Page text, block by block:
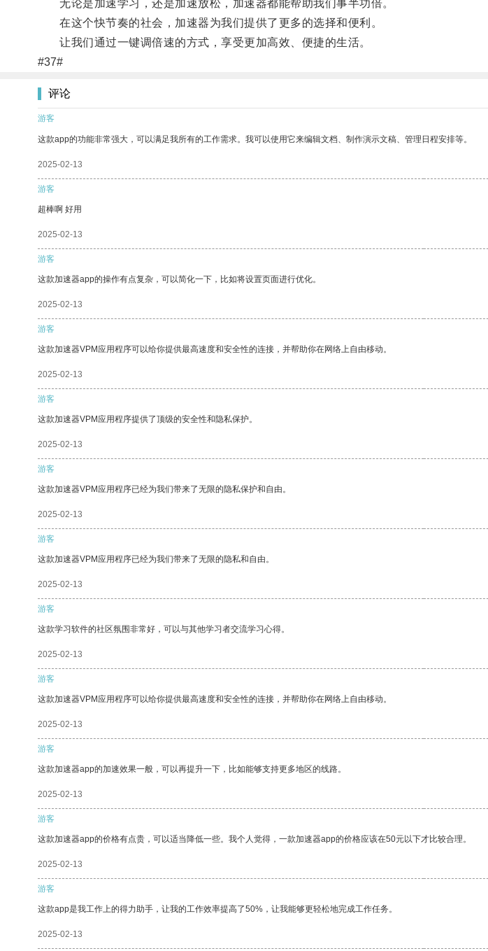
无论是加速学习，还是加速放松，加速器都能帮助我们事半功倍。
在这个快节奏的社会，加速器为我们提供了更多的选择和便利。
让我们通过一键调倍速的方式，享受更加高效、便捷的生活。
#37#
评论
游客
这款app的功能非常强大，可以满足我所有的工作需求。我可以使用它来编辑文档、制作演示文稿、管理日程安排等。
2025-02-13
游客
超棒啊 好用
2025-02-13
游客
这款加速器app的操作有点复杂，可以简化一下，比如将设置页面进行优化。
2025-02-13
游客
这款加速器VPM应用程序可以给你提供最高速度和安全性的连接，并帮助你在网络上自由移动。
2025-02-13
游客
这款加速器VPM应用程序提供了顶级的安全性和隐私保护。
2025-02-13
游客
这款加速器VPM应用程序已经为我们带来了无限的隐私保护和自由。
2025-02-13
游客
这款加速器VPM应用程序已经为我们带来了无限的隐私和自由。
2025-02-13
游客
这款学习软件的社区氛围非常好，可以与其他学习者交流学习心得。
2025-02-13
游客
这款加速器VPM应用程序可以给你提供最高速度和安全性的连接，并帮助你在网络上自由移动。
2025-02-13
游客
这款加速器app的加速效果一般，可以再提升一下，比如能够支持更多地区的线路。
2025-02-13
游客
这款加速器app的价格有点贵，可以适当降低一些。我个人觉得，一款加速器app的价格应该在50元以下才比较合理。
2025-02-13
游客
这款app是我工作上的得力助手，让我的工作效率提高了50%，让我能够更轻松地完成工作任务。
2025-02-13